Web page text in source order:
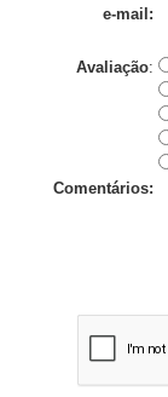
e-mail:
Avaliação:
Comentários: